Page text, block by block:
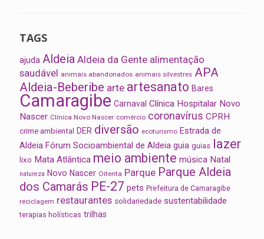
TAGS
ajuda Aldeia Aldeia da Gente alimentação
saudável animais abandonados animais silvestres APA
Aldeia-Beberibe arte artesanato Bares
Camaragibe Carnaval Clínica Hospitalar Novo
Nascer Clínica Novo Nascer comércio coronavírus CPRH
crime ambiental DER diversão ecoturismo Estrada de
Aldeia Fórum Socioambiental de Aldeia guia guias lazer
lixo Mata Atlântica meio ambiente música Natal
natureza Novo Nascer Oitenta Parque Parque Aldeia
dos Camarás PE-27 pets Prefeitura de Camaragibe
reciclagem restaurantes solidariedade sustentabilidade
terapias holísticas trilhas